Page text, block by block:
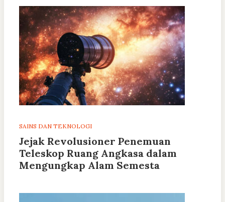
SAINS DAN TEKNOLOGI
Jejak Revolusioner Penemuan
Teleskop Ruang Angkasa dalam
Mengungkap Alam Semesta